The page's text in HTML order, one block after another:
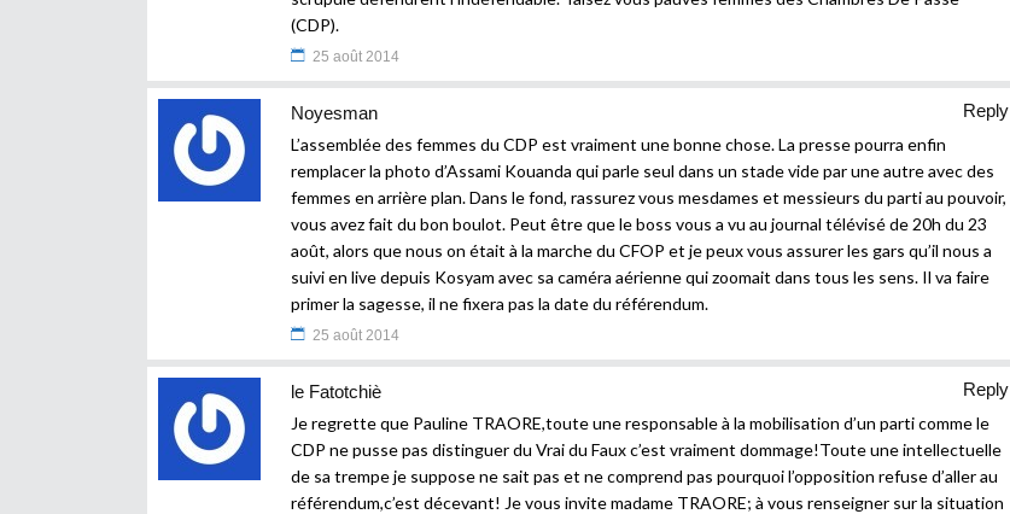
(CDP).
25 août 2014
Noyesman
Reply
L’assemblée des femmes du CDP est vraiment une bonne chose. La presse pourra enfin
remplacer la photo d’Assami Kouanda qui parle seul dans un stade vide par une autre avec des
femmes en arrière plan. Dans le fond, rassurez vous mesdames et messieurs du parti au pouvoir,
vous avez fait du bon boulot. Peut être que le boss vous a vu au journal télévisé de 20h du 23
août, alors que nous on était à la marche du CFOP et je peux vous assurer les gars qu’il nous a
suivi en live depuis Kosyam avec sa caméra aérienne qui zoomait dans tous les sens. Il va faire
primer la sagesse, il ne fixera pas la date du référendum.
25 août 2014
le Fatotchiè
Reply
Je regrette que Pauline TRAORE,toute une responsable à la mobilisation d’un parti comme le
CDP ne pusse pas distinguer du Vrai du Faux c’est vraiment dommage!Toute une intellectuelle
de sa trempe je suppose ne sait pas et ne comprend pas pourquoi l’opposition refuse d’aller au
référendum,c’est décevant! Je vous invite madame TRAORE; à vous renseigner sur la situation